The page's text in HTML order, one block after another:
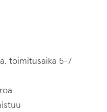
toimitusaika 5-7